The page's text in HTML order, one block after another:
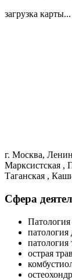
загрузка карты...
г. Москва,
Марксистская ,
Таганская ,
Сфера
Патология
патология
патология
острая